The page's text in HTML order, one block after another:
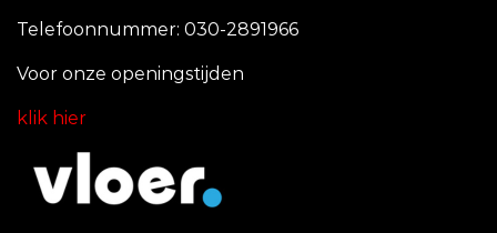
Telefoonnummer: 030-2891966
Voor onze openingstijden
klik hier